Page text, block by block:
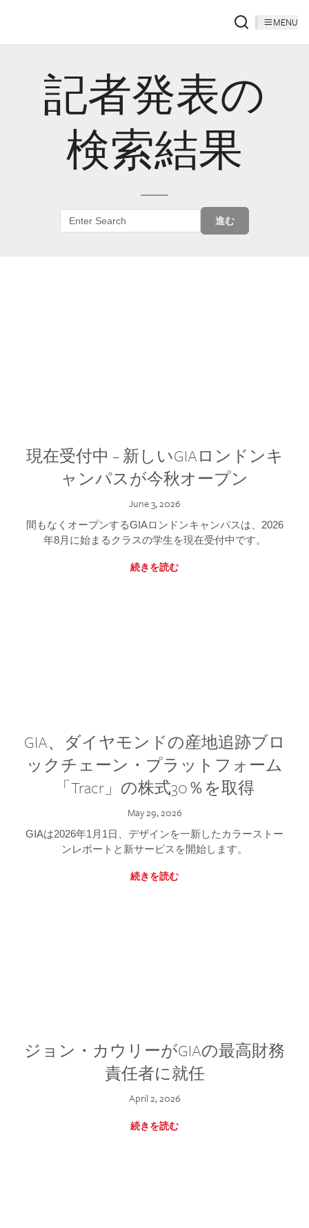
MENU
記者発表の
検索結果
進む
現在受付中 – 新しいGIAロンドンキ
ャンパスが今秋オープン
June 3, 2026
間もなくオープンするGIAロンドンキャンパスは、2026
年8月に始まるクラスの学生を現在受付中です。
続きを読む
GIA、ダイヤモンドの産地追跡ブロ
ックチェーン・プラットフォーム
「Tracr」の株式30％を取得
May 29, 2026
GIAは2026年1月1日、デザインを一新したカラーストー
ンレポートと新サービスを開始します。
続きを読む
ジョン・カウリーがGIAの最高財務
責任者に就任
April 2, 2026
続きを読む